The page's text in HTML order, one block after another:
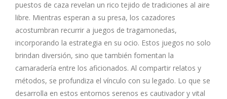
puestos de caza revelan un rico tejido de tradiciones al aire
libre. Mientras esperan a su presa, los cazadores
acostumbran recurrir a juegos de tragamonedas,
incorporando la estrategia en su ocio. Estos juegos no solo
brindan diversión, sino que también fomentan la
camaradería entre los aficionados. Al compartir relatos y
métodos, se profundiza el vínculo con su legado. Lo que se
desarrolla en estos entornos serenos es cautivador y vital